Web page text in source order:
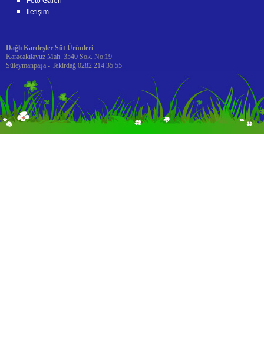
İletişim
Dağlı Kardeşler Süt Ürünleri
Karacakılavuz Mah. 3540 Sok. No:19
Süleymanpaşa - Tekirdağ 0282 214 35 55